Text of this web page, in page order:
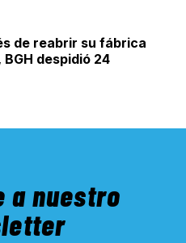
de reabrir su fábrica
despidió 24
a nuestro